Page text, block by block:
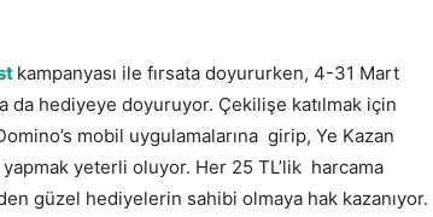
kampanyası ile fırsata doyururken, 4-31 Mart
da hediyeye doyuruyor. Çekilişe katılmak için
mobil uygulamalarına girip, Ye Kazan
yeterli oluyor. Her 25 TL’lik harcama
güzel hediyelerin sahibi olmaya hak kazanıyor.